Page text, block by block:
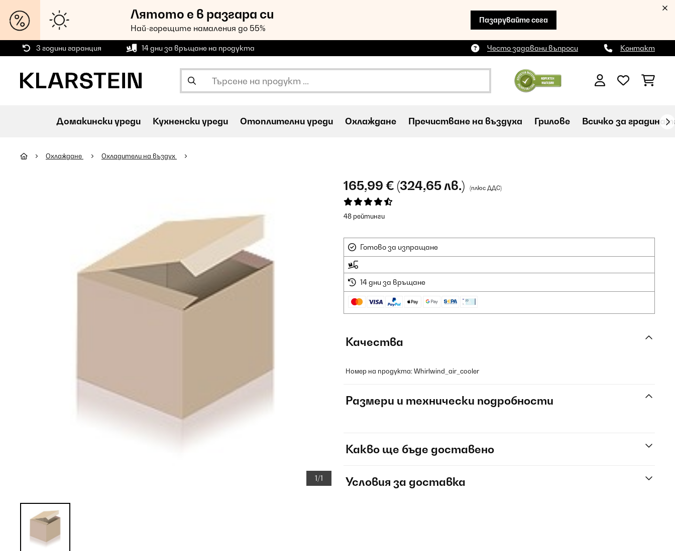
Лятото е в разгара си
Най-горещите намаления до 55%
Пазарувайте сега
3 години гаранция 14 дни за връщане на продукта Често задавани въпроси Контакт
Домакински уреди Кухненски уреди Oтоплителни уреди Охлаждане Пречистване на въздуха Грилове Всичко за
Охлаждане Охладители на въздух
1/1
165,99 € (324,65 лв.) (плюс ДДС)
48 рейтинги
Готово за изпращане
14 дни за връщане
Качества
Номер на продукта: Whirlwind_air_cooler
Размери и технически подробности
Какво ще бъде доставено
Условия за доставка